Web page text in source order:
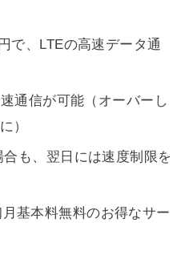
で、LTEの高速データ通
通信が可能（オーバーし
）
も、翌日には速度制限を
基本料無料のお得なサー